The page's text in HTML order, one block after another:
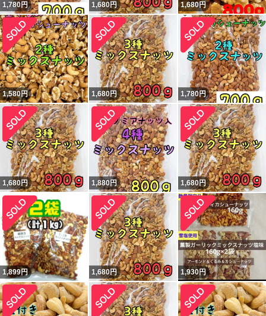
1,780円 1,680円 1,680円
1,580円 1,680円 1,780円
1,680円 1,880円 1,680円
1,899円 1,680円 1,930円